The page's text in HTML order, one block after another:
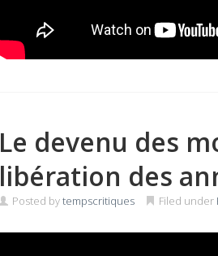
Le devenu des
libération des
Posted bytempscritiques Filed under